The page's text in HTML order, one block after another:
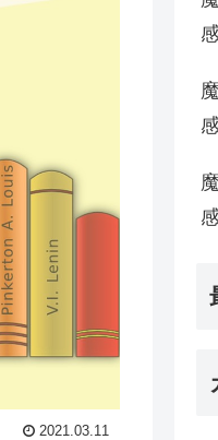
2021.03.11